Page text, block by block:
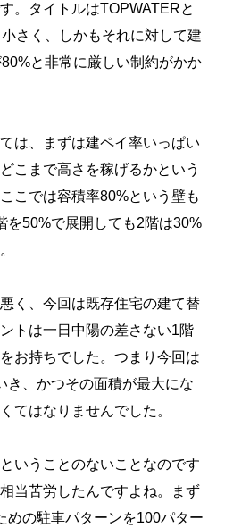
。タイトルはTOPWATERと
さく、しかもそれに対して建
と非常に厳しい制約がかか
は、まずは建ペイ率いっぱい
こまで高さを稼げるかという
こでは容積率80%という壁も
を50%で展開しても2階は30%
く、今回は既存住宅の建て替
トは一日中陽の差さない1階
お持ちでした。つまり今回は
き、かつその面積が最大にな
てはなりませんでした。
いうことのないことなのです
当苦労したんですよね。まず
めの駐車パターンを100パター